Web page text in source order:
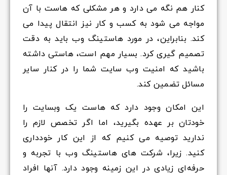
کنار هم نگه می دارد و هر مشکلی که هاست با آن
مواجه می شود به کسب و کار نیز انتقال پیدا می
کند. بنابراین، در مورد هاستینگ وب باید به دقت
تصمیم گیری کرد. بسیار مهم است، هاستی داشته
باشید که امنیت وب سایت شما را در کنار سایر
مسائل تضمین کند.
این امکان وجود دارد که هاست یک وبسایت را
خودتان بر عهده بگیرید، اما اگر تخصص لازم را
ندارید توصیه می کنیم که از این کار خودداری
کنید. زیرا، شرکت های هاستینگ وب با تجربه و
حرفه‌ای زیادی در این زمینه وجود دارد. آنها افراد